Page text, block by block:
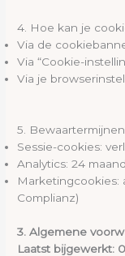
4. Hoe kan je
Via de
Via “Cookie-
Via je
5. Bewaartermijnen
Sessie-cookies:
Analytics: 24
Marketingcookies:
Complianz)
3. Algemene
Laatst bijgewerkt: